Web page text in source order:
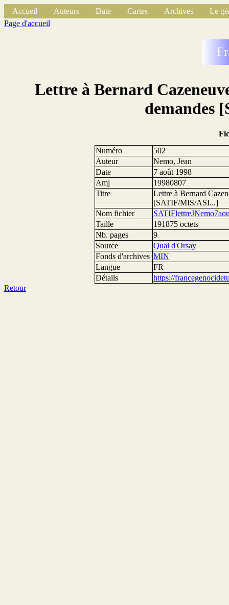
Accueil Auteurs Date Cartes Archives
Le
Page d'accueil
Lettre à Bernard
demandes
Numéro
502
Auteur
Nemo, Jean
Date
7 août 1998
Amj
19980807
Titre
Lettre à Bernard
[SATIF/MIS/ASI...]
Nom fichier
Taille
191875 octets
Nb. pages
9
Source
Quai d'Orsay
Fonds d'archives MIN
Langue
FR
Détails
https://
Retour